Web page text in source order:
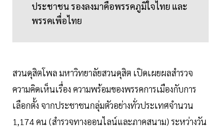
ประชาชน รองลงมาคือพรรคภูมิใจไทย และ
พรรคเพื่อไทย
สวนดุสิตโพล มหาวิทยาลัยสวนดุสิต เปิดเผยผลสำรวจ
ความคิดเห็นเรื่อง ความพร้อมของพรรคการเมืองกับการ
เลือกตั้ง จากประชาชนกลุ่มตัวอย่างทั่วประเทศจำนวน
1,174 คน (สำรวจทางออนไลน์และภาคสนาม) ระหว่างวัน